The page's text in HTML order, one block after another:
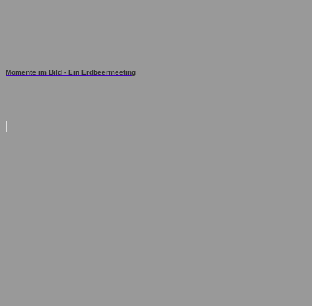
Momente im Bild - Ein Erdbeermeeting